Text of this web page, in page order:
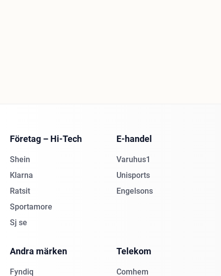
Företag – Hi-Tech
Shein
Klarna
Ratsit
Sportamore
Sj se
E-handel
Varuhus1
Unisports
Engelsons
Andra märken
Fyndiq
Telekom
Comhem